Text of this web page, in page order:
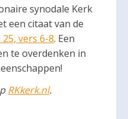
synodale Kerk
een citaat van de
vers 6-8. Een
te overdenken in
RKkerk.nl.